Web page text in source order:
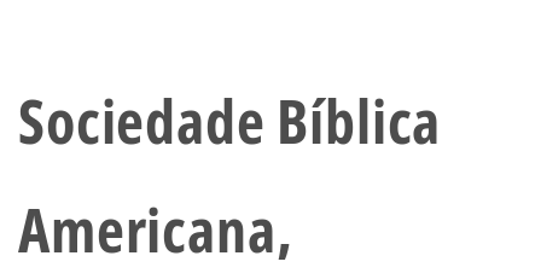
Sociedade Bíblica
Americana,